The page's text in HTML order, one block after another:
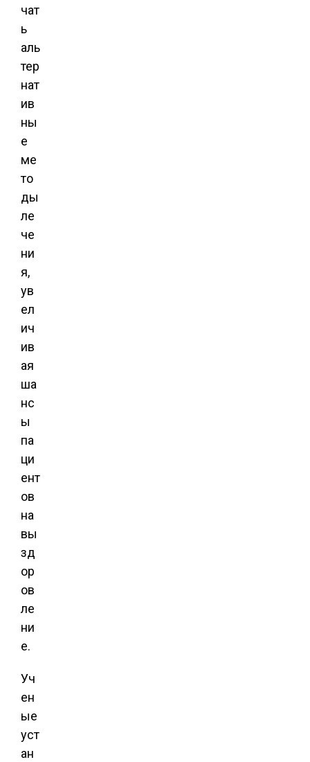
чат
ь
аль
тер
нат
ив
ны
е
ме
то
ды
ле
че
ни
я,
ув
ел
ич
ив
ая
ша
нс
ы
па
ци
ент
ов
на
вы
зд
ор
ов
ле
ни
е.
Уч
ен
ые
уст
ан